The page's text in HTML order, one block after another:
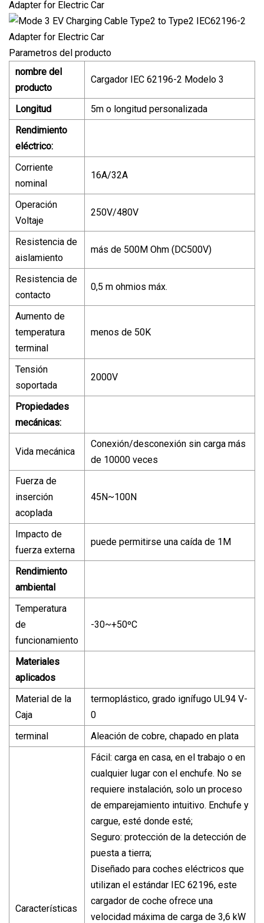
Parametros del producto
nombre del
producto
Cargador IEC 62196-2 Modelo 3
Longitud
5m o longitud personalizada
Rendimiento
eléctrico:
Corriente
nominal
16A/32A
Operación
Voltaje
250V/480V
Resistencia de
aislamiento
más de 500M Ohm (DC500V)
Resistencia de
contacto
0,5 m ohmios máx.
Aumento de
temperatura
terminal
menos de 50K
Tensión
soportada
2000V
Propiedades
mecánicas:
Vida mecánica
Conexión/desconexión sin carga más
de 10000 veces
Fuerza de
inserción
acoplada
45N~100N
Impacto de
fuerza externa
puede permitirse una caída de 1M
Rendimiento
ambiental
Temperatura
de
funcionamiento
-30~+50ºC
Materiales
aplicados
Material de la
Caja
termoplástico, grado ignífugo UL94 V-
0
terminal
Aleación de cobre, chapado en plata
Características
Fácil: carga en casa, en el trabajo o en
cualquier lugar con el enchufe. No se
requiere instalación, solo un proceso
de emparejamiento intuitivo. Enchufe y
cargue, esté donde esté;
Seguro: protección de la detección de
puesta a tierra;
Diseñado para coches eléctricos que
utilizan el estándar IEC 62196, este
cargador de coche ofrece una
velocidad máxima de carga de 3,6 kW